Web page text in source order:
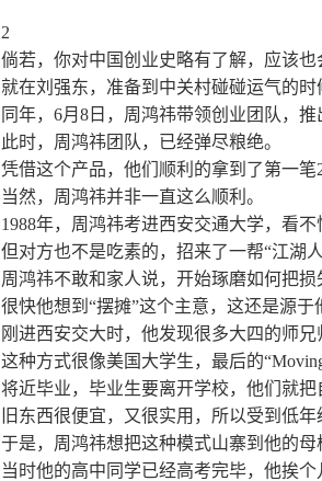
2
倘若，你对中国创业史略有了解，应该也
就在刘强东，准备到中关村碰碰运气的
同年，6月8日，周鸿祎带领创业团队，推
此时，周鸿祎团队，已经弹尽粮绝。
凭借这个产品，他们顺利的拿到了第一笔
当然，周鸿祎并非一直这么顺利。
1988年，周鸿祎考进西安交通大学，看
但对方也不是吃素的，招来了一帮“江湖
周鸿祎不敢和家人说，开始琢磨如何把损
很快他想到“摆摊”这个主意，这还是源于
刚进西安交大时，他发现很多大四的师兄
这种方式很像美国大学生，最后的
将近毕业，毕业生要离开学校，他们就把
旧东西很便宜，又很实用，所以受到低年
于是，周鸿祎想把这种模式山寨到他的母
当时他的高中同学已经高考完毕，他挨个